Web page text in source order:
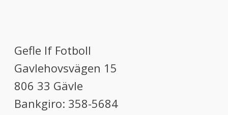
Gefle If Fotboll
Gavlehovsvägen 15
806 33 Gävle
Bankgiro: 358-5684